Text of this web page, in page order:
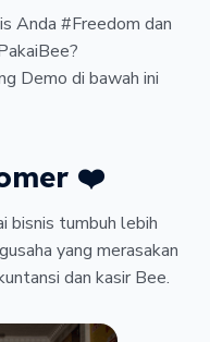
Anda #Freedom dan
Demo di bawah ini
❤️
bisnis tumbuh lebih
yang merasakan
dan kasir Bee.